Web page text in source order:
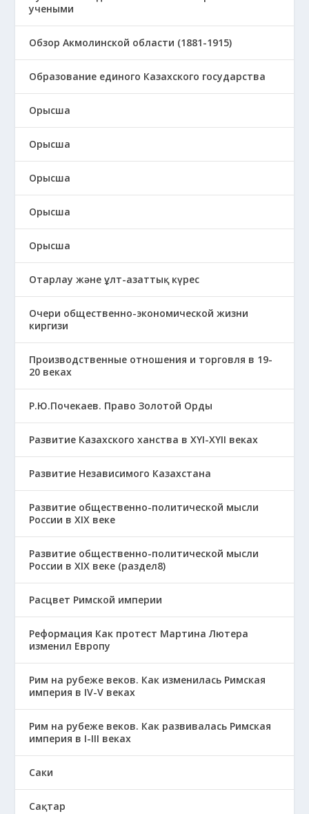
учеными
Обзор Акмолинской области (1881-1915)
Образование единого Казахского государства
Орысша
Орысша
Орысша
Орысша
Орысша
Отарлау және ұлт-азаттық күрес
Очери общественно-экономической жизни
киргизи
Производственные отношения и торговля в 19-
20 веках
Р.Ю.Почекаев. Право Золотой Орды
Развитие Казахского ханства в ХҮІ-ХҮІІ веках
Развитие Независимого Казахстана
Развитие общественно-политической мысли
России в XIX веке
Развитие общественно-политической мысли
России в XIX веке (раздел8)
Расцвет Римской империи
Реформация Как протест Мартина Лютера
изменил Европу
Рим на рубеже веков. Как изменилась Римская
империя в IV-V веках
Рим на рубеже веков. Как развивалась Римская
империя в І-ІІІ веках
Саки
Сақтар